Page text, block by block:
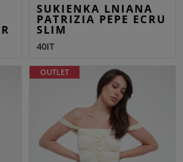
SUKIENKA LNIANA
PATRIZIA PEPE ECRU
SLIM
40IT
OUTLET